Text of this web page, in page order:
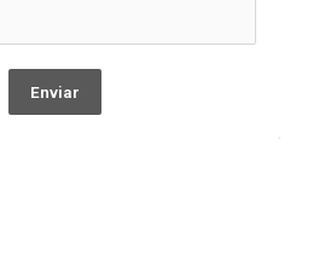
Enviar